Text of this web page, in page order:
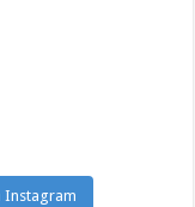
Instagram